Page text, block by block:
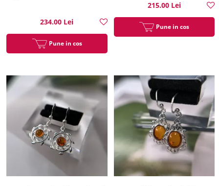
234.00 Lei
Pune in cos
215.00 Lei
Pune in cos